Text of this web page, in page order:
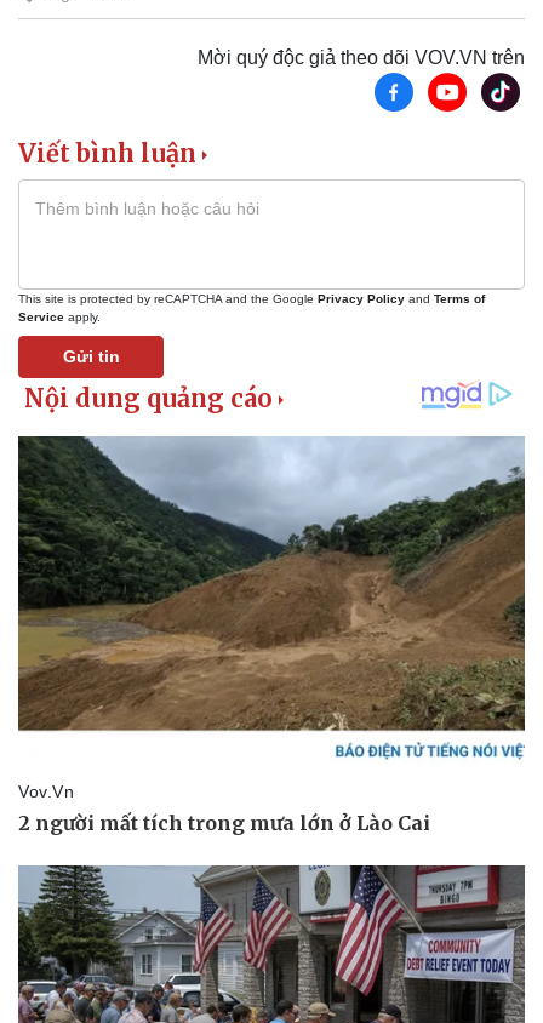
Doanh nghiệp
Thông tin doanh nghiệp
Doanh nghiệp 24h
Vì cộng đồng
Công nghệ
Sành điệu
Tin Công nghệ
Trải nghiệm
Mời quý độc giả theo dõi VOV.VN trên
Viết bình luận
This site is protected by reCAPTCHA and the Google Privacy Policy and Terms of
Service apply.
Gửi tin